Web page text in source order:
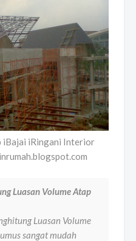
iBajai iRingani Interior
Luasan Volume Atap
Luasan Volume
sangat mudah